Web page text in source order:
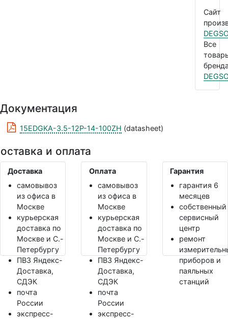
Сайт
Все
Документация
15EDGKA-3.5-12P-14-100ZH (datasheet)
и оплата
Доставка
самовывоз
из офиса в
Москве
курьерская
доставка по
Москве и С.-
Петербургу
ПВЗ Яндекс-
Доставка,
СДЭК
почта
России
экспресс-
Оплата
самовывоз
из офиса в
Москве
курьерская
доставка по
Москве и С.-
Петербургу
ПВЗ Яндекс-
Доставка,
СДЭК
почта
России
экспресс-
Гарантия
гарантия 6
месяцев
собственный
сервисный
центр
ремонт
приборов и
паяльных
станций